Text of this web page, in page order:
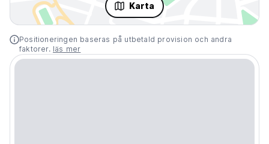
Karta
Positioneringen baseras på utbetald provision och andra
faktorer. läs mer